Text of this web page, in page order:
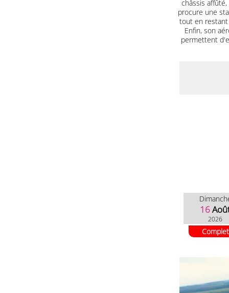
châssis
procure une
tout en restant
Enfin, son
permettent
16
2026
Complet